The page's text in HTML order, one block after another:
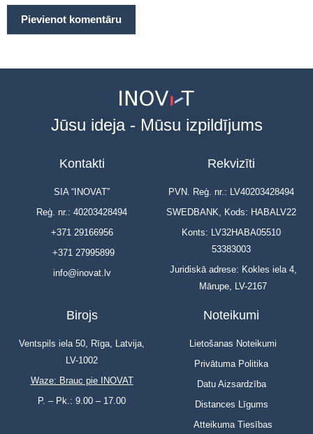
Jūsu ideja - Mūsu izpildījums
Kontakti
SIA “INOVAT”
Reģ. nr.: 40203428494
+371 29166956
+371 27995899
info@inovat.lv
Rekvizīti
PVN. Reģ. nr.: LV40203428494
SWEDBANK, Kods: HABALV22
Konts: LV32HABA05510
53383003
Juridiskā adrese: Kokles iela 4,
Mārupe, LV-2167
Birojs
Ventspils iela 50, Rīga, Latvija,
LV-1002
Waze: Brauc pie INOVAT
P. – Pk.: 9.00 – 17.00
Noteikumi
Lietošanas Noteikumi
Privātuma Politika
Datu Aizsardzība
Distances Līgums
Atteikuma Tiesības